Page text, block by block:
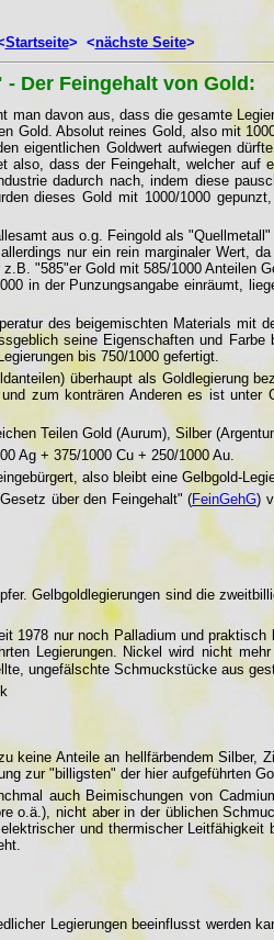
Startseite> <nächste Seite>
Der Feingehalt von Gold:
davon aus, dass die gesamte
Absolut reines Gold, also mit
eigentlichen Goldwert aufwiegen
also, dass der Feingehalt, welcher auf
dadurch nach, indem diese
dieses Gold mit 1000/1000
aus o.g. Feingold als
nur ein rein marginaler Wert,
"585"er Gold mit 585/1000 Anteilen
in der Punzungsangabe einräumt,
des beigemischten Materials mit
seine Eigenschaften und
bis 750/1000 gefertigt.
überhaupt als Goldlegierung
zum konträren Anderen es ist
Teilen Gold (Aurum), Silber
Ag + 375/1000 Cu + 250/1000 Au.
also bleibt eine Gelbgold-
über den Feingehalt" (FeinGehG)
Gelbgoldlegierungen sind die
nur noch Palladium und
Legierungen. Nickel wird nicht
ungefälschte Schmuckstücke aus
keine Anteile an hellfärbendem
zur "billigsten" der hier aufgeführten
auch Beimischungen von
nicht aber in der üblichen
und thermischer
Legierungen beeinflusst werden